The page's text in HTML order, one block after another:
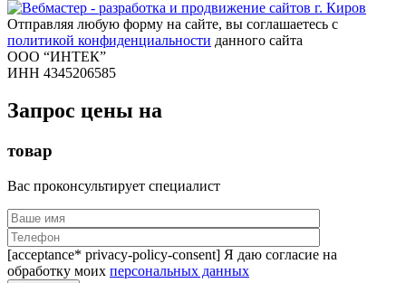
Отправляя любую форму на сайте, вы соглашаетесь с
политикой конфиденциальности данного сайта
ООО “ИНТЕК”
ИНН 4345206585
Запрос цены на
товар
Вас проконсультирует специалист
[acceptance* privacy-policy-consent] Я даю согласие на
обработку моих персональных данных